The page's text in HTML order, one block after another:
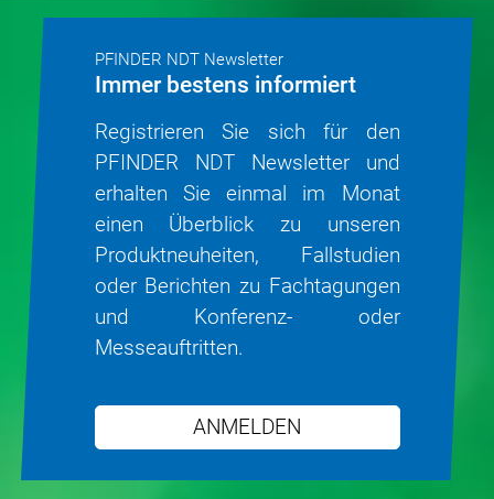
PFINDER NDT Newsletter
Immer bestens informiert
Registrieren Sie sich für den
PFINDER NDT Newsletter und
erhalten Sie einmal im Monat
einen Überblick zu unseren
Produkt­neu­heiten, Fallstudien
oder Be­richten zu Fachtag­ungen
und Konferenz- oder
Messeauftritten.
ANMELDEN